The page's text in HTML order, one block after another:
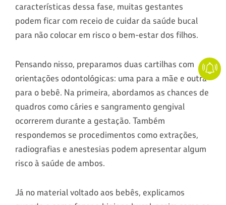
características dessa fase, muitas gestantes
podem ficar com receio de cuidar da saúde bucal
para não colocar em risco o bem-estar dos filhos.
Pensando nisso, preparamos duas cartilhas com
orientações odontológicas: uma para a mãe e outra
para o bebê. Na primeira, abordamos as chances de
quadros como cáries e sangramento gengival
ocorrerem durante a gestação. Também
respondemos se procedimentos como extrações,
radiografias e anestesias podem apresentar algum
risco à saúde de ambos.
Já no material voltado aos bebês, explicamos